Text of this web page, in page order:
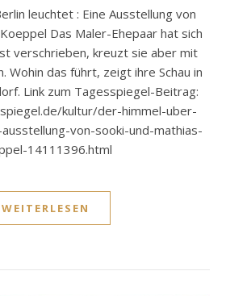
Das Maler-Ehepaar hat sich
verschrieben, kreuzt sie aber mit
Wohin das führt, zeigt ihre Schau in
Link zum Tagesspiegel-Beitrag:
kultur/der-himmel-uber-
von-sooki-und-mathias-
14111396.html
WEITERLESEN